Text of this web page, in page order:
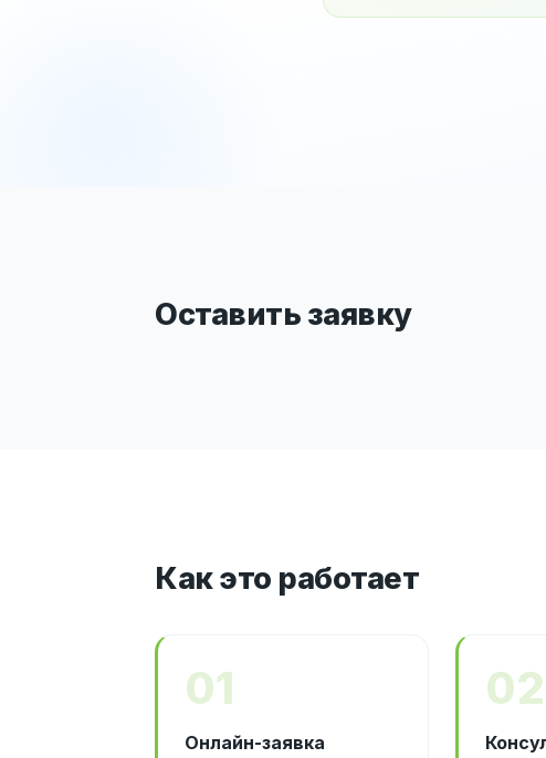
Оставить заявку
Как это работает
01
Онлайн-заявка
02